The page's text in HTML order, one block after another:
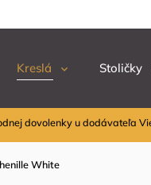
Kreslá Stoličky
dovolenky u dodávateľa
White